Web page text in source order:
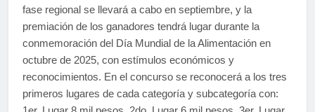
fase regional se llevará a cabo en septiembre, y la
premiación de los ganadores tendrá lugar durante la
conmemoración del Día Mundial de la Alimentación en
octubre de 2025, con estímulos económicos y
reconocimientos. En el concurso se reconocerá a los tres
primeros lugares de cada categoría y subcategoría con: